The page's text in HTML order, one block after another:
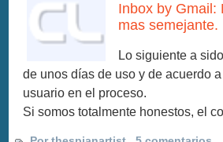
Inbox by Gmail:
mas semejante.
Lo siguiente a
de unos días de uso y de acuerdo
usuario en el proceso.
Si somos totalmente honestos, el